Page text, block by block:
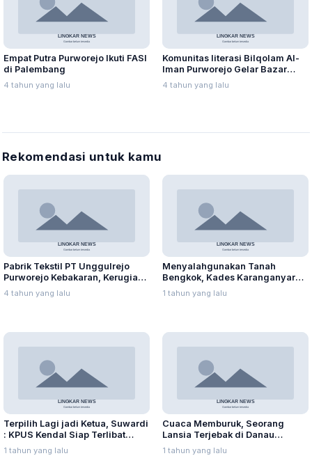
Empat Putra Purworejo Ikuti FASI
di Palembang
4 tahun yang lalu
Komunitas literasi Bilqolam Al-
Iman Purworejo Gelar Bazar
Buku
4 tahun yang lalu
Rekomendasi untuk kamu
Pabrik Tekstil PT Unggulrejo
Purworejo Kebakaran, Kerugian
Capai Puluhan Juta Rupiah
4 tahun yang lalu
Menyalahgunakan Tanah
Bengkok, Kades Karanganyar
Ditangkap Kejari
1 tahun yang lalu
Terpilih Lagi jadi Ketua, Suwardi
: KPUS Kendal Siap Terlibat
Suplai Telur untuk MBG
1 tahun yang lalu
Cuaca Memburuk, Seorang
Lansia Terjebak di Danau
Rawapening Saat Mencari
Enceng Gondok
1 tahun yang lalu